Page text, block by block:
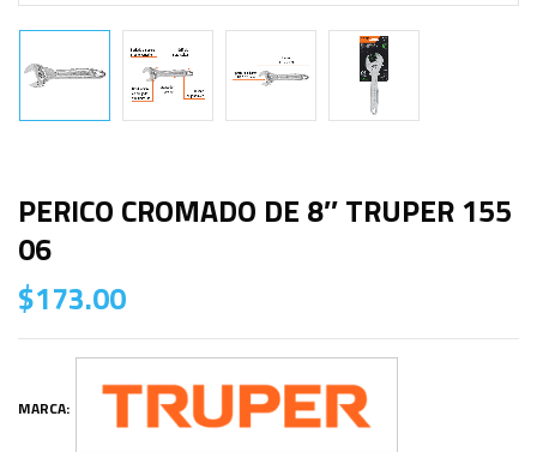
PERICO CROMADO DE 8″ TRUPER 155
06
$173.00
MARCA: